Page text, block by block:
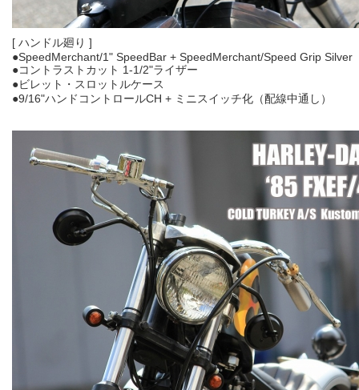
[ ハンドル廻り ]
●SpeedMerchant/1" SpeedBar + SpeedMerchant/Speed Grip Silver
●コントラストカット 1-1/2"ライザー
●ビレット・スロットルケース
●9/16"ハンドコントロールCH + ミニスイッチ化（配線中通し）